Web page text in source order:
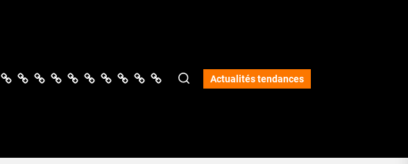
SantéCinémaÉducation
Football
Technologie
DiversScience
Lifestyle
OpinionsServices Actualités tendances